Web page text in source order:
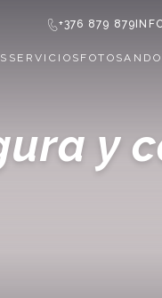
+376 879 879
SERVICIOS FOTOS
y